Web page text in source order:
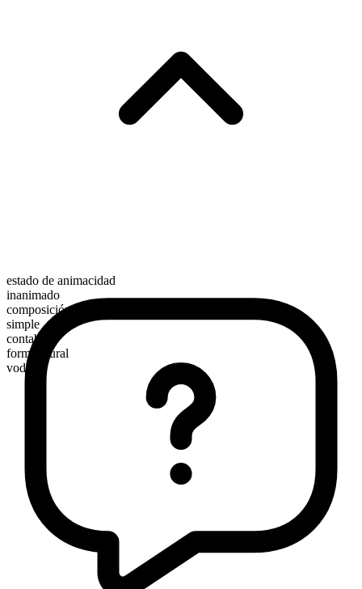
estado de animacidad
inanimado
composición morfológica
simple
contable
forma plural
vodkas